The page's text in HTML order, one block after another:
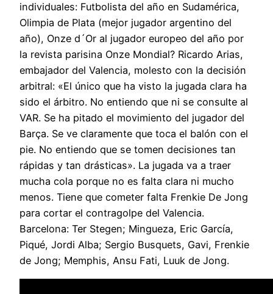
individuales: Futbolista del año en Sudamérica,
Olimpia de Plata (mejor jugador argentino del
año), Onze d´Or al jugador europeo del año por
la revista parisina Onze Mondial? Ricardo Arias,
embajador del Valencia, molesto con la decisión
arbitral: «El único que ha visto la jugada clara ha
sido el árbitro. No entiendo que ni se consulte al
VAR. Se ha pitado el movimiento del jugador del
Barça. Se ve claramente que toca el balón con el
pie. No entiendo que se tomen decisiones tan
rápidas y tan drásticas». La jugada va a traer
mucha cola porque no es falta clara ni mucho
menos. Tiene que cometer falta Frenkie De Jong
para cortar el contragolpe del Valencia.
Barcelona: Ter Stegen; Mingueza, Eric García,
Piqué, Jordi Alba; Sergio Busquets, Gavi, Frenkie
de Jong; Memphis, Ansu Fati, Luuk de Jong.